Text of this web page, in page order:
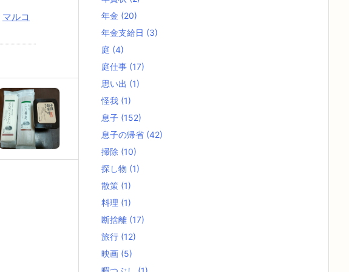
マルコ
年金 (20)
年金支給日 (3)
庭 (4)
庭仕事 (17)
思い出 (1)
怪我 (1)
息子 (152)
息子の帰省 (42)
掃除 (10)
探し物 (1)
散策 (1)
料理 (1)
断捨離 (17)
旅行 (12)
映画 (5)